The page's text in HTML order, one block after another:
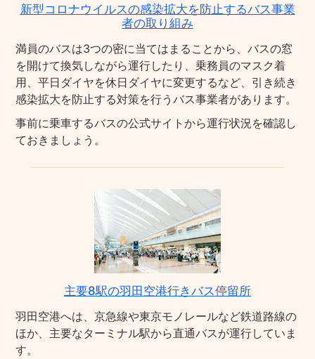
新型コロナウイルスの感染拡大を防止するバス事業
者の取り組み
満員のバスは3つの密に当てはまることから、バスの窓
を開けて換気しながら運行したり、乗務員のマスク着
用、平日ダイヤを休日ダイヤに変更するなど、引き続き
感染拡大を防止する対策を行うバス事業者があります。
事前に乗車するバスの公式サイトから運行状況を確認し
ておきましょう。
主要8駅の羽田空港行きバス停留所
羽田空港へは、京急線や東京モノレールなど鉄道路線の
ほか、主要なターミナル駅から直通バスが運行していま
す。